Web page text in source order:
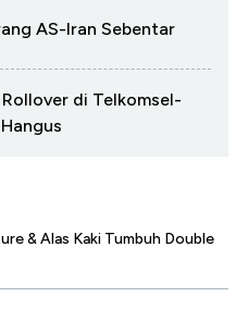
AS-Iran Sebentar
di Telkomsel-
& Alas Kaki Tumbuh Double